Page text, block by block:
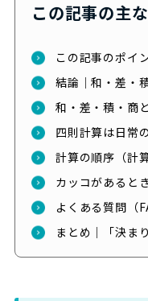
この記事の主
この記事のポイ
結論｜和・差・
和・差・積・商
四則計算は日常
計算の順序（計
カッコがあると
よくある質問（
まとめ｜「決ま